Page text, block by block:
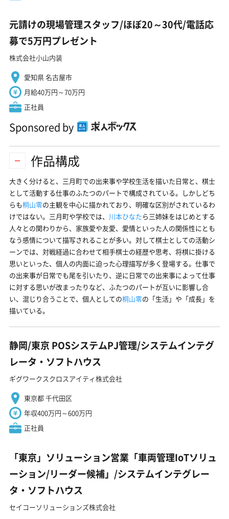
元請けの現場管理スタッフ/ほぼ20～30代/電話応
募で5万円プレゼント
株式会社小山内装
愛知県 名古屋市
月給40万円～70万円
正社員
Sponsored by
作品構成
大きく分けると、三月町での出来事や学校生活を描いた日常と、棋士
として活動する仕事のふたつのパートで構成されている。しかしどち
らも桐山零の主観を中心に描かれており、明確な区別がされているわ
けではない。三月町や学校では、 川本ひなたら三姉妹をはじめとする
人々との関わりから、家族愛や友愛、愛情といった人の関係性にとも
なう感情について描写されることが多い。対して棋士としての活動シ
ーンでは、対戦経過に合わせて相手棋士の経歴や思考、将棋に掛ける
思いといった、個人の内面に迫った心理描写が多く登場する。仕事で
の出来事が日常でも尾を引いたり、逆に日常での出来事によって仕事
に対する思いが改まったりなど、ふたつのパートが互いに影響し合
い、混じり合うことで、個人としての桐山零の「生活」や「成長」を
描いている。
静岡/東京 POSシステムPJ管理/システムインテグ
レータ・ソフトハウス
ギグワークスクロスアイティ株式会社
東京都 千代田区
年収400万円～600万円
正社員
「東京」ソリューション営業「車両管理IoTソリュ
ーション/リーダー候補」/システムインテグレー
タ・ソフトハウス
セイコーソリューションズ株式会社